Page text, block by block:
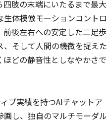
肢の末端にいたるまで最大
体模倣モーションコントロ
後左右への安定した二足歩
そして人間の機微を捉えた
どの静音性としなやかさで
ブ実績を持つAIチャットア
し、独自のマルチモーダル